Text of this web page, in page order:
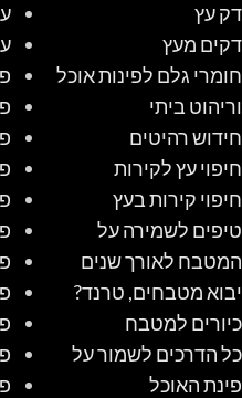
דק עץ
דקים מעץ
חומרי גלם לפינות אוכל
וריהוט ביתי
חידוש רהיטים
חיפוי עץ לקירות
חיפוי קירות בעץ
טיפים לשמירה על
המטבח לאורך שנים
יבוא מטבחים, טרנד?
כיורים למטבח
כל הדרכים לשמור על
פינת האוכל